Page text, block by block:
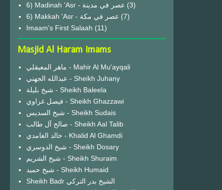
6) Madinah 'Asr - عصر في مدينة (3)
6) Makkah 'Asr - عصر في مكة (7)
Imaam's First Salaah (11)
Masjid Al Haram Imams
ماهر المعيقلي - Mahir Al Mu'ayqali
عبدالله الجهني - Sheikh Juhany
شيخ بليلة - Sheikh Baleela
فيصل غزاوي - Sheikh Ghazzawi
شيخ السديس - Sheikh Sudais
صالح آل طالب - Sheikh Aal Talib
خالد الغامدي - Khalid Al Ghamdi
شيخ الدوسري - Sheikh Dosary
شيخ الشريم - Sheikh Shuraim
شيخ حميد - Sheikh Humaid
Sheikh Badr الشيخ بدر التركي